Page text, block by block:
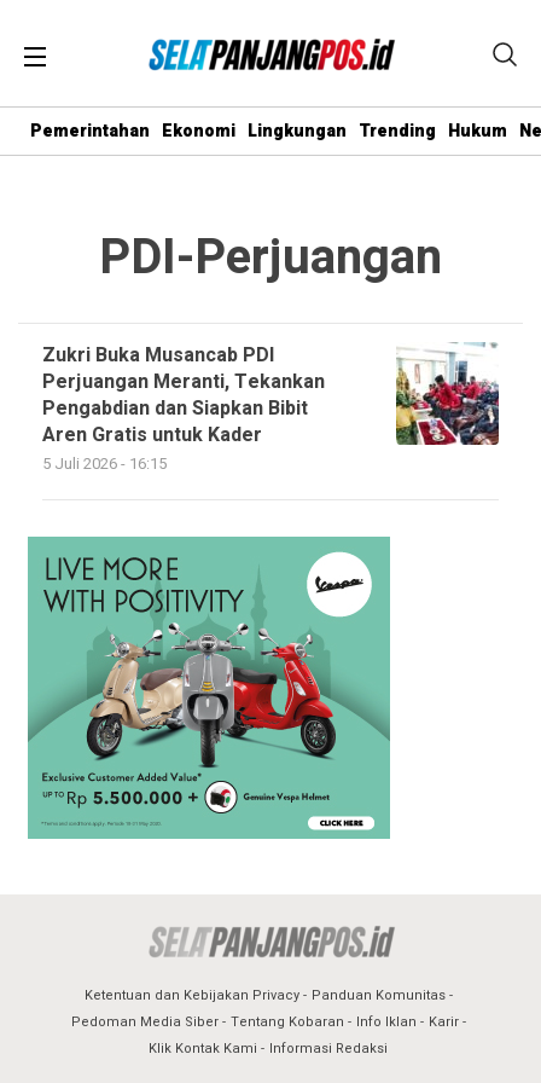
Pemerintahan Ekonomi Lingkungan Trending Hukum
PDI-Perjuangan
Zukri Buka Musancab PDI
Perjuangan Meranti, Tekankan
Pengabdian dan Siapkan Bibit
Aren Gratis untuk Kader
5 Juli 2026 - 16:15
Ketentuan dan Kebijakan Privacy
Panduan Komunitas
Pedoman Media Siber
Tentang Kobaran Info Iklan
Karir
Klik Kontak Kami
Informasi Redaksi